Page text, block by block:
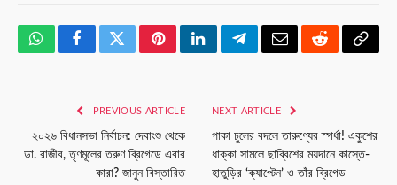
WhatsAppFacebookTwitterPinterestLinkedInTelegramEmailRedditCopy
PREVIOUS ARTICLE
২০২৬ বিধানসভা নির্বাচন: দেবাংশু থেকে
ডা. রাজীব, তৃণমূলের তরুণ ব্রিগেডে এবার
কারা? জানুন বিস্তারিত
NEXT ARTICLE
পাকা চুলের বদলে তারুণ্যের স্পর্ধা! একুশের
ধাক্কা সামলে ছাব্বিশের ময়দানে কাস্তে-
হাতুড়ির ‘ক্যাপ্টেন’ ও তাঁর ব্রিগেড